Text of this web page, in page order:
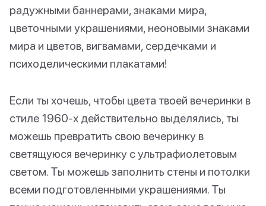
радужными баннерами, знаками мира,
цветочными украшениями, неоновыми знаками
мира и цветов, вигвамами, сердечками и
психоделическими плакатами!
Если ты хочешь, чтобы цвета твоей вечеринки в
стиле 1960-х действительно выделялись, ты
можешь превратить свою вечеринку в
светящуюся вечеринку с ультрафиолетовым
светом. Ты можешь заполнить стены и потолки
всеми подготовленными украшениями. Ты